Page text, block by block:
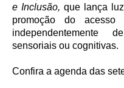
e Inclusão, que lança
promoção do
independentemente
sensoriais ou cognitivas.
Confira a agenda das